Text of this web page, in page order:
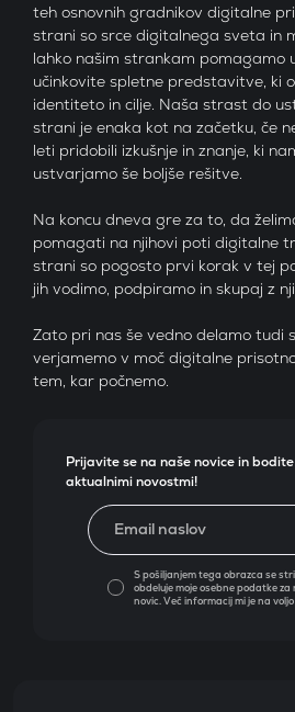
teh osnovnih gradnikov digitalne
strani so srce digitalnega sveta in
lahko našim strankam pomagamo
učinkovite spletne predstavitve, ki
identiteto in cilje. Naša strast do
strani je enaka kot na začetku, če
leti pridobili izkušnje in znanje, ki
ustvarjamo še boljše rešitve.
Na koncu dneva gre za to, da
pomagati na njihovi poti digitalne
strani so pogosto prvi korak v tej
jih vodimo, podpiramo in skupaj z
Zato pri nas še vedno delamo tudi
verjamemo v moč digitalne
tem, kar počnemo.
Prijavite se na naše novice in
aktualnimi novostmi!
Email naslov
S pošiljanjem tega obrazca se
obdeluje moje osebne podatke
novic. Več informacij mi je na